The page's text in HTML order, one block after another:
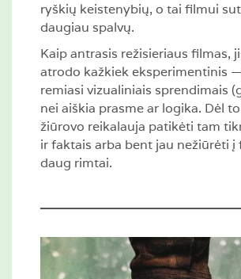
ryškių keistenybių, o tai filmui
daugiau spalvų.
Kaip antrasis režisieriaus filmas,
atrodo kažkiek eksperimentinis
remiasi vizualiniais sprendimais
nei aiškia prasme ar logika. Dėl
žiūrovo reikalauja patikėti tam
ir faktais arba bent jau nežiūrėti į
daug rimtai.